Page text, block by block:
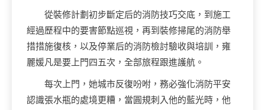
從裝修計劃初步斷定后的消防技巧交底，到施工
經過歷程中的要害節點巡視，再到裝修掃尾的消防舉
措措施復核，以及停業后的消防檢討驗收與培訓，雍
麗媛凡是要上門四五次，全部旅程跟進護航。
每次上門，她城市反復吩咐，務必強化消防平安
認識張水瓶的處境更糟，當圓規刺入他的藍光時，他